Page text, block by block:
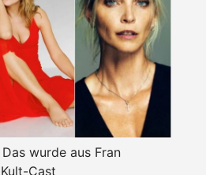
wurde aus Fran
Cast